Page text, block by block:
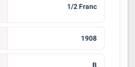
1/2 Franc
1908
B